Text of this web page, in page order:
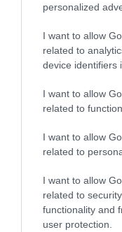
personalized
I want to allow
related to
device identifiers
I want to allow
related to
I want to allow
related to
I want to allow
related to
functionality and
user protection.
Εσθονία: Το
Ευρώπης που
και πληρώνει
29.07.2026 | 13:31